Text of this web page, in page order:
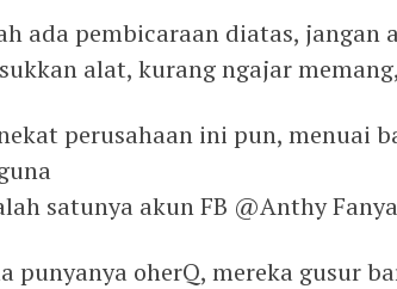
ada pembicaraan diatas, jangan
alat, kurang ngajar
perusahaan ini pun, menuai
satunya akun FB @Anthy
punyanya oherQ, mereka gusur